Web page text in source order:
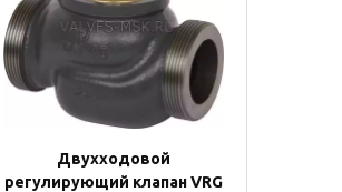
Двухходовой
регулирующий клапан VRG